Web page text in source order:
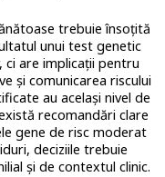
trebuie însoțită
unui test genetic
are implicații pentru
și comunicarea riscului
au același nivel de
recomandări clare
gene de risc moderat
deciziile trebuie
și de contextul clinic.